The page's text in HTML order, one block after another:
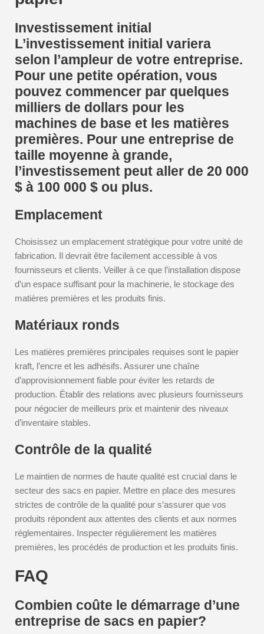
Investissement initial
L’investissement initial variera
selon l’ampleur de votre entreprise.
Pour une petite opération, vous
pouvez commencer par quelques
milliers de dollars pour les
machines de base et les matières
premières. Pour une entreprise de
taille moyenne à grande,
l’investissement peut aller de 20 000
$ à 100 000 $ ou plus.
Emplacement
Choisissez un emplacement stratégique pour votre unité de
fabrication. Il devrait être facilement accessible à vos
fournisseurs et clients. Veiller à ce que l’installation dispose
d’un espace suffisant pour la machinerie, le stockage des
matières premières et les produits finis.
Matériaux ronds
Les matières premières principales requises sont le papier
kraft, l’encre et les adhésifs. Assurer une chaîne
d’approvisionnement fiable pour éviter les retards de
production. Établir des relations avec plusieurs fournisseurs
pour négocier de meilleurs prix et maintenir des niveaux
d’inventaire stables.
Contrôle de la qualité
Le maintien de normes de haute qualité est crucial dans le
secteur des sacs en papier. Mettre en place des mesures
strictes de contrôle de la qualité pour s’assurer que vos
produits répondent aux attentes des clients et aux normes
réglementaires. Inspecter régulièrement les matières
premières, les procédés de production et les produits finis.
FAQ
Combien coûte le démarrage d’une
entreprise de sacs en papier?